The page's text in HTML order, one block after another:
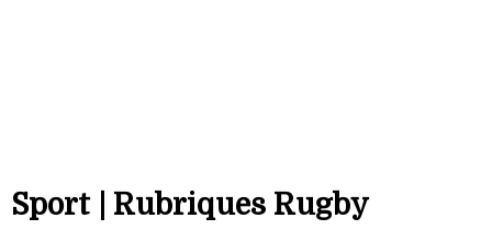
Sport | Rubriques Rugby